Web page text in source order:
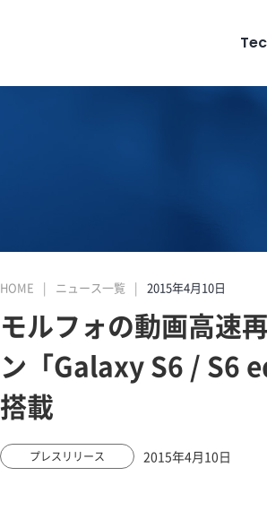
HOME ニュース一覧 2015年4月10日
モルフォの動画高速
ン「Galaxy S6 / S6
搭載
プレスリリース 2015年4月10日